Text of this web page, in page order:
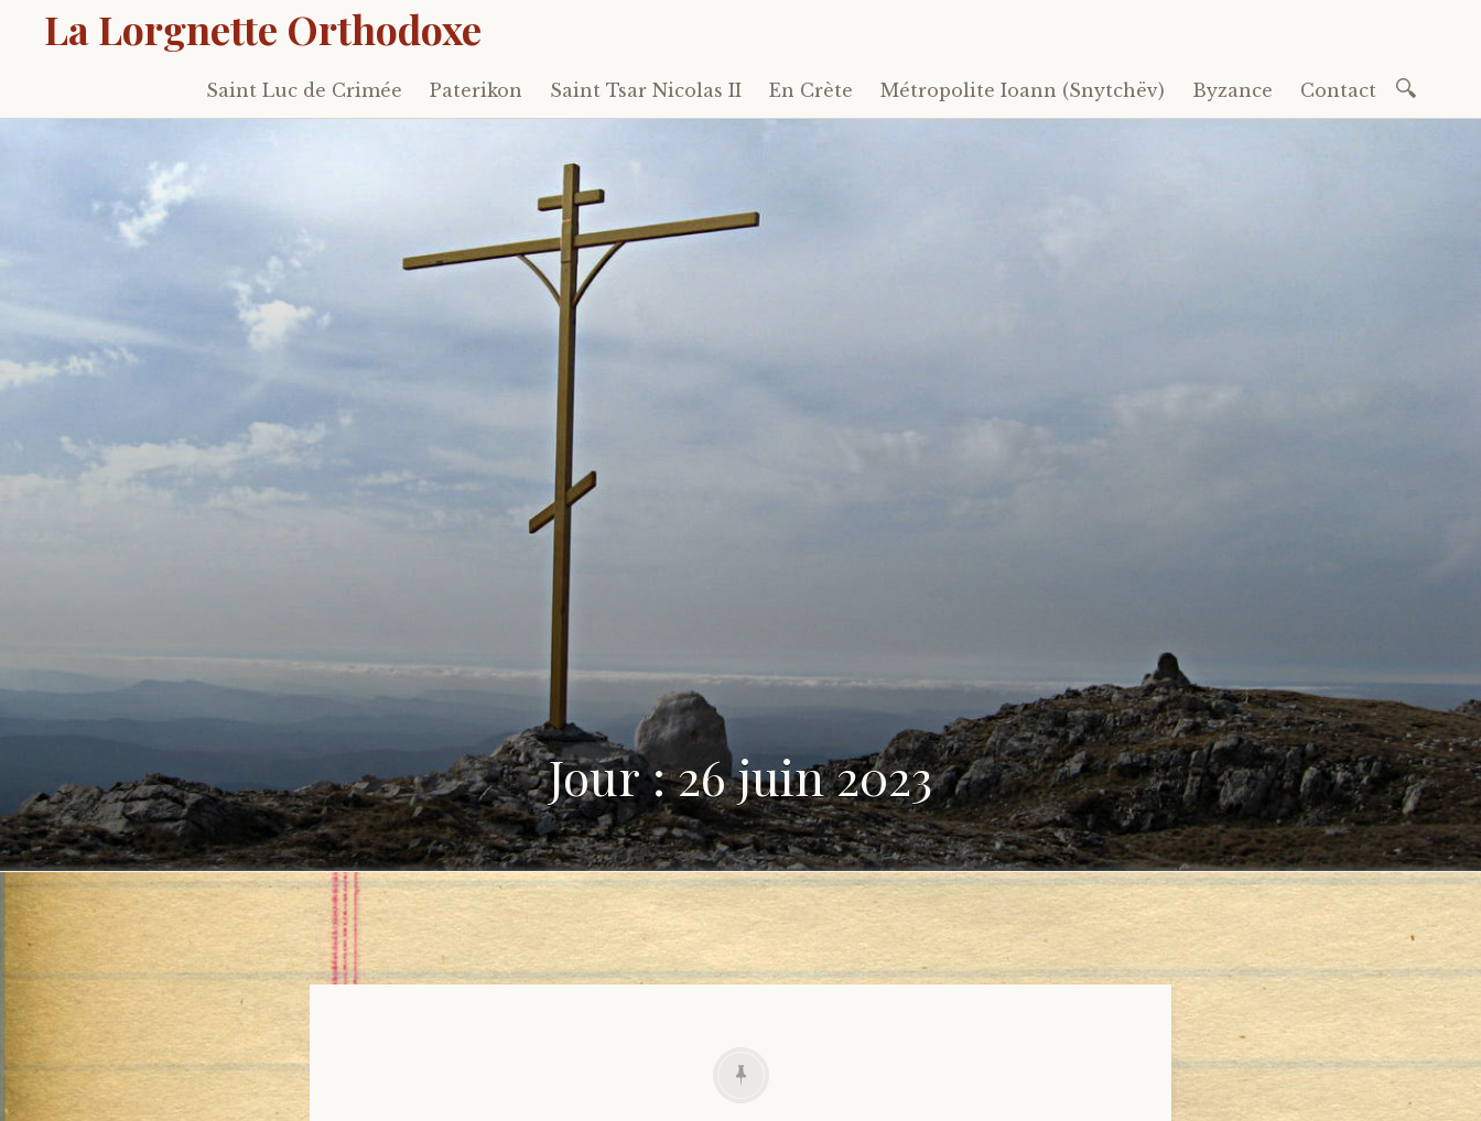
La Lorgnette Orthodoxe
Skip
to
Saint Luc de Crimée Paterikon Saint Tsar Nicolas II En Crète Métropolite Ioann (Snytchëv) Byzance Contact
Jour : 26 juin 2023